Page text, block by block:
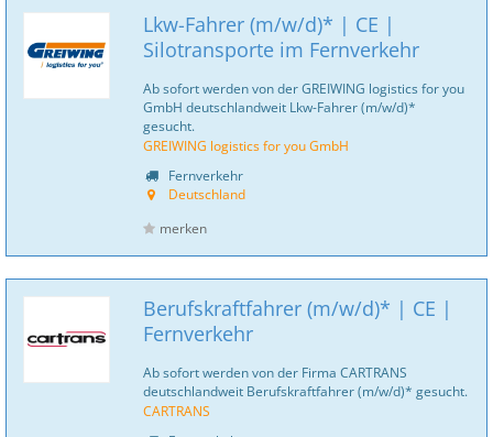
Lkw-Fahrer (m/w/d)* | CE |
Silotransporte im Fernverkehr
Ab sofort werden von der GREIWING logistics for you
GmbH deutschlandweit Lkw-Fahrer (m/w/d)*
gesucht.
GREIWING logistics for you GmbH
Fernverkehr
Deutschland
merken
Berufskraftfahrer (m/w/d)* | CE |
Fernverkehr
Ab sofort werden von der Firma CARTRANS
deutschlandweit Berufskraftfahrer (m/w/d)* gesucht.
CARTRANS